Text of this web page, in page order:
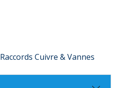
Raccords Cuivre & Vannes